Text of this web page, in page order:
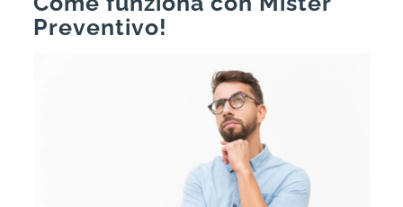
Preventivo!